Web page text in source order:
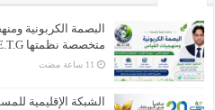
البصمة الكربونية
متخصصة نظمتها E.T.G
الشبكة الإقليمية